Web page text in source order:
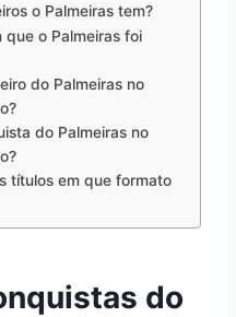
o Palmeiras tem?
que o Palmeiras foi
do Palmeiras no
do Palmeiras no
títulos em que formato
do